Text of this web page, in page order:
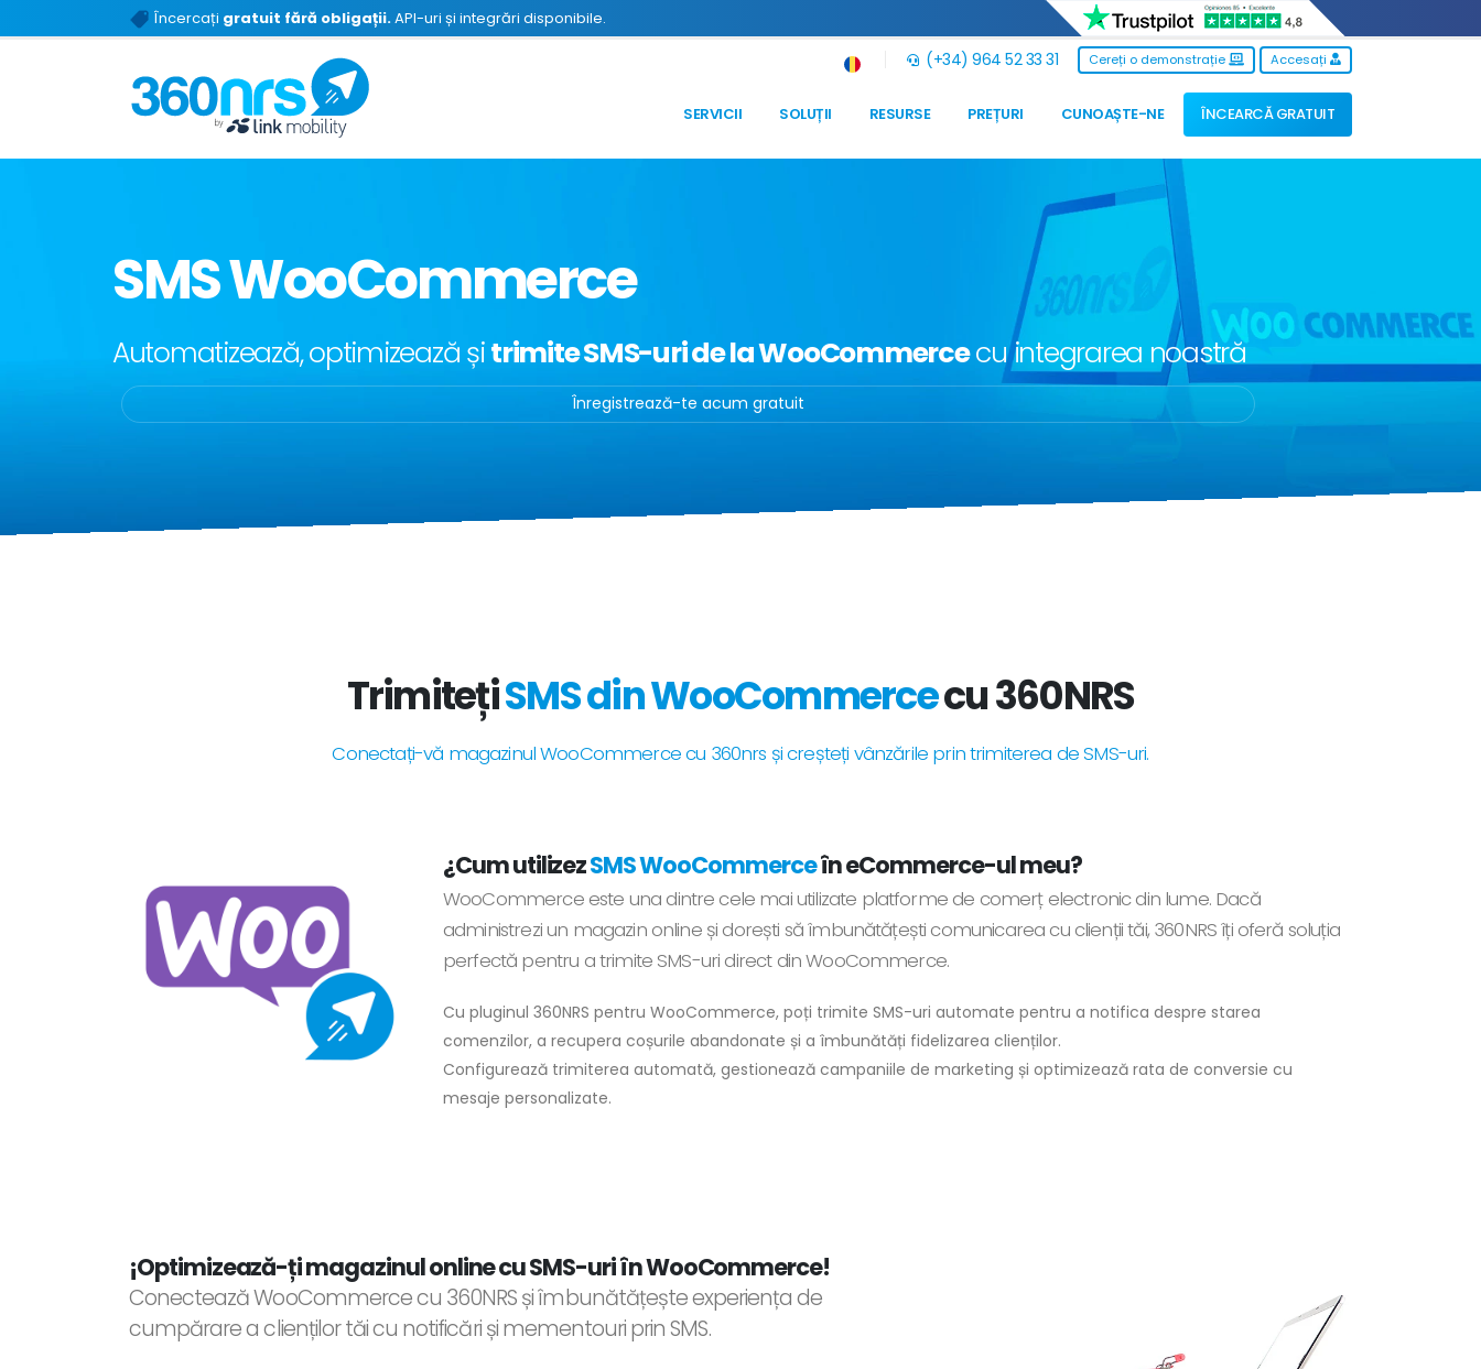
Încercați gratuit fără obligații.API-uri și integrări disponibile.
(+34) 964 52 33 31 Cereți o demonstrație Accesați
SERVICII SOLUȚII RESURSE PREȚURI CUNOAȘTE-NE ÎNCEARCĂ GRATUIT
SMS WooCommerce
Automatizează, optimizează șitrimite SMS-uri de la WooCommercecu integrarea noastră
Înregistrează-te acum gratuit
TrimitețiSMS din WooCommercecu 360NRS
Conectați-vă magazinul WooCommerce cu 360nrs și creșteți vânzările prin trimiterea de SMS-uri.
¿Cum utilizezSMS WooCommerceîn eCommerce-ul meu?
WooCommerce este una dintre cele mai utilizate platforme de comerț electronic din lume. Dacă
administrezi un magazin online și dorești să îmbunătățești comunicarea cu clienții tăi, 360NRS îți oferă soluția
perfectă pentru a trimite SMS-uri direct din WooCommerce.
Cu pluginul 360NRS pentru WooCommerce, poți trimite SMS-uri automate pentru a notifica despre starea
comenzilor, a recupera coșurile abandonate și a îmbunătăți fidelizarea clienților.
Configurează trimiterea automată, gestionează campaniile de marketing și optimizează rata de conversie cu
mesaje personalizate.
¡Optimizează-ți magazinul online cu SMS-uri în WooCommerce!
Conectează WooCommerce cu 360NRS și îmbunătățește experiența de
cumpărare a clienților tăi cu notificări și mementouri prin SMS.